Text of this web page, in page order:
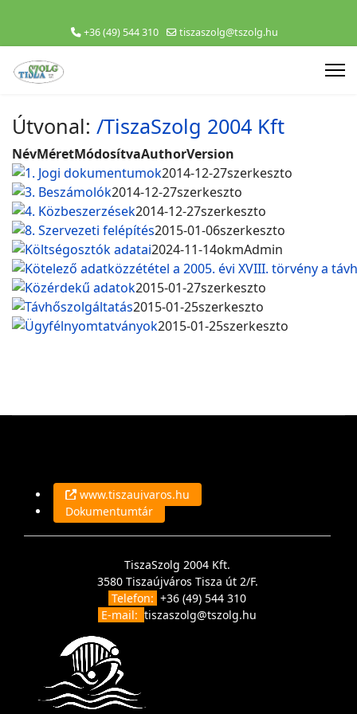
+36 (49) 544 310 tiszaszolg@tszolg.hu
Útvonal: /TiszaSzolg 2004 Kft
NévMéretMódosítvaAuthorVersion
1. Jogi dokumentumok2014-12-27szerkeszto
3. Beszámolók2014-12-27szerkeszto
4. Közbeszerzések2014-12-27szerkeszto
8. Szervezeti felépítés2015-01-06szerkeszto
Költségosztók adatai2024-11-14okmAdmin
Kötelező adatközzététel a 2005. évi XVIII. törvény a
Közérdekű adatok2015-01-27szerkeszto
Távhőszolgáltatás2015-01-25szerkeszto
Ügyfélnyomtatványok2015-01-25szerkeszto
www.tiszaujvaros.hu
Dokumentumtár
TiszaSzolg 2004 Kft.
3580 Tiszaújváros Tisza út 2/F.
Telefon: +36 (49) 544 310
E-mail: tiszaszolg@tszolg.hu